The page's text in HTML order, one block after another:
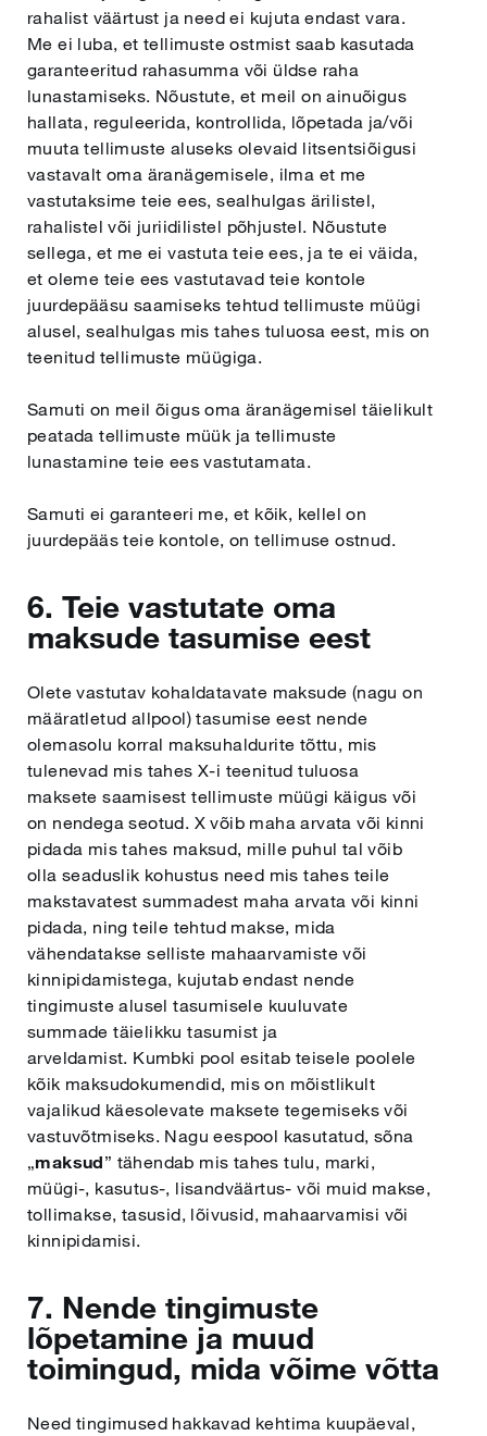
rahalist väärtust ja need ei kujuta endast vara.
Me ei luba, et tellimuste ostmist saab kasutada
garanteeritud rahasumma või üldse raha
lunastamiseks. Nõustute, et meil on ainuõigus
hallata, reguleerida, kontrollida, lõpetada ja/või
muuta tellimuste aluseks olevaid litsentsiõigusi
vastavalt oma äranägemisele, ilma et me
vastutaksime teie ees, sealhulgas ärilistel,
rahalistel või juriidilistel põhjustel. Nõustute
sellega, et me ei vastuta teie ees, ja te ei väida,
et oleme teie ees vastutavad teie kontole
juurdepääsu saamiseks tehtud tellimuste müügi
alusel, sealhulgas mis tahes tuluosa eest, mis on
teenitud tellimuste müügiga.
Samuti on meil õigus oma äranägemisel täielikult
peatada tellimuste müük ja tellimuste
lunastamine teie ees vastutamata.
Samuti ei garanteeri me, et kõik, kellel on
juurdepääs teie kontole, on tellimuse ostnud.
6. Teie vastutate oma
maksude tasumise eest
Olete vastutav kohaldatavate maksude (nagu on
määratletud allpool) tasumise eest nende
olemasolu korral maksuhaldurite tõttu, mis
tulenevad mis tahes X-i teenitud tuluosa
maksete saamisest tellimuste müügi käigus või
on nendega seotud. X võib maha arvata või kinni
pidada mis tahes maksud, mille puhul tal võib
olla seaduslik kohustus need mis tahes teile
makstavatest summadest maha arvata või kinni
pidada, ning teile tehtud makse, mida
vähendatakse selliste mahaarvamiste või
kinnipidamistega, kujutab endast nende
tingimuste alusel tasumisele kuuluvate
summade täielikku tasumist ja
arveldamist. Kumbki pool esitab teisele poolele
kõik maksudokumendid, mis on mõistlikult
vajalikud käesolevate maksete tegemiseks või
vastuvõtmiseks. Nagu eespool kasutatud, sõna
„maksud” tähendab mis tahes tulu, marki,
müügi-, kasutus-, lisandväärtus- või muid makse,
tollimakse, tasusid, lõivusid, mahaarvamisi või
kinnipidamisi.
7. Nende tingimuste
lõpetamine ja muud
toimingud, mida võime võtta
Need tingimused hakkavad kehtima kuupäeval,